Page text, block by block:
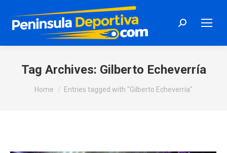
Search:
Tag Archives: Gilberto Echeverría
You are here:
Home Entries tagged with "Gilberto Echeverría"